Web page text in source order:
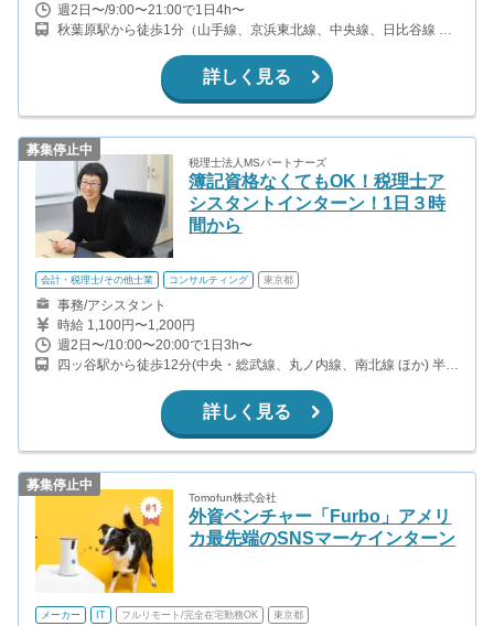
週2日〜/9:00〜21:00で1日4h〜
秋葉原駅から徒歩1分（山手線、京浜東北線、中央線、日比谷線 ほ
詳しく見る
募集停止中
税理士法人MSパートナーズ
簿記資格なくてもOK！税理士ア
シスタントインターン！1日３時
間から
会計・税理士/その他士業 コンサルティング 東京都
事務/アシスタント
時給 1,100円〜1,200円
週2日〜/10:00〜20:00で1日3h〜
四ッ谷駅から徒歩12分(中央・総武線、丸ノ内線、南北線 ほか) 半蔵
から徒歩10分(半蔵門線、有楽町線、南北線)
詳しく見る
募集停止中
Tomofun株式会社
外資ベンチャー「Furbo」アメリ
カ最先端のSNSマーケインターン
メーカー IT フルリモート/完全在宅勤務OK 東京都